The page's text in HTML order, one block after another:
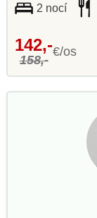
2 nocí
142,-
158,-
€/os